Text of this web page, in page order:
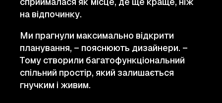
на відпочинку.
Ми прагнули максимально відкрити
планування, – пояснюють дизайнери. –
Тому створили багатофункціональний
спільний простір, який залишається
гнучким і живим.